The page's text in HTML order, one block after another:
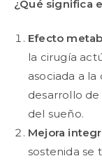
¿Qué significa
Efecto
la cirugía
asociada a
desarrollo
del sueño.
Mejora
sostenida se